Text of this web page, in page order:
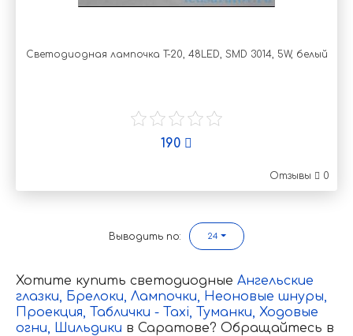
Светодиодная лампочка T-20, 48LED, SMD 3014, 5W, белый
190
Отзывы 0
Выводить по: 24
Хотите купить светодиодные Ангельские
глазки, Брелоки, Лампочки, Неоновые шнуры,
Проекция, Таблички - Taxi, Туманки, Ходовые
огни, Шильдики в Саратове? Обращайтесь в